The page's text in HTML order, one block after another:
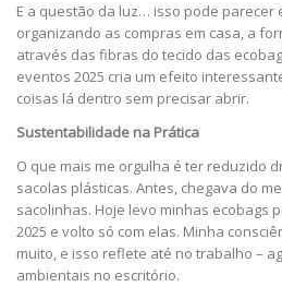
E a questão da luz… isso pode
organizando as compras em casa, a
através das fibras do tecido das
eventos 2025 cria um efeito
coisas lá dentro sem precisar abrir.
Sustentabilidade na Prática
O que mais me orgulha é ter reduzido
sacolas plásticas. Antes, chegava do
sacolinhas. Hoje levo minhas ecobags
2025 e volto só com elas. Minha
muito, e isso reflete até no trabalho –
ambientais no escritório.